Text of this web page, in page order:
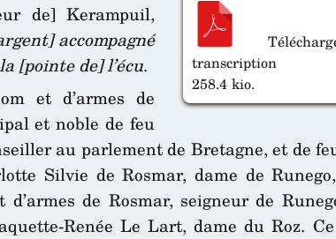
transcription
258.4 kio.
de] Kerampuil,
accompagné
[pointe de] l’écu.
et d’armes de
et noble de feu
au parlement de Bretagne, et de
Silvie de Rosmar, dame de
de Rosmar, seigneur de
Renée Le Lart, dame du Roz.